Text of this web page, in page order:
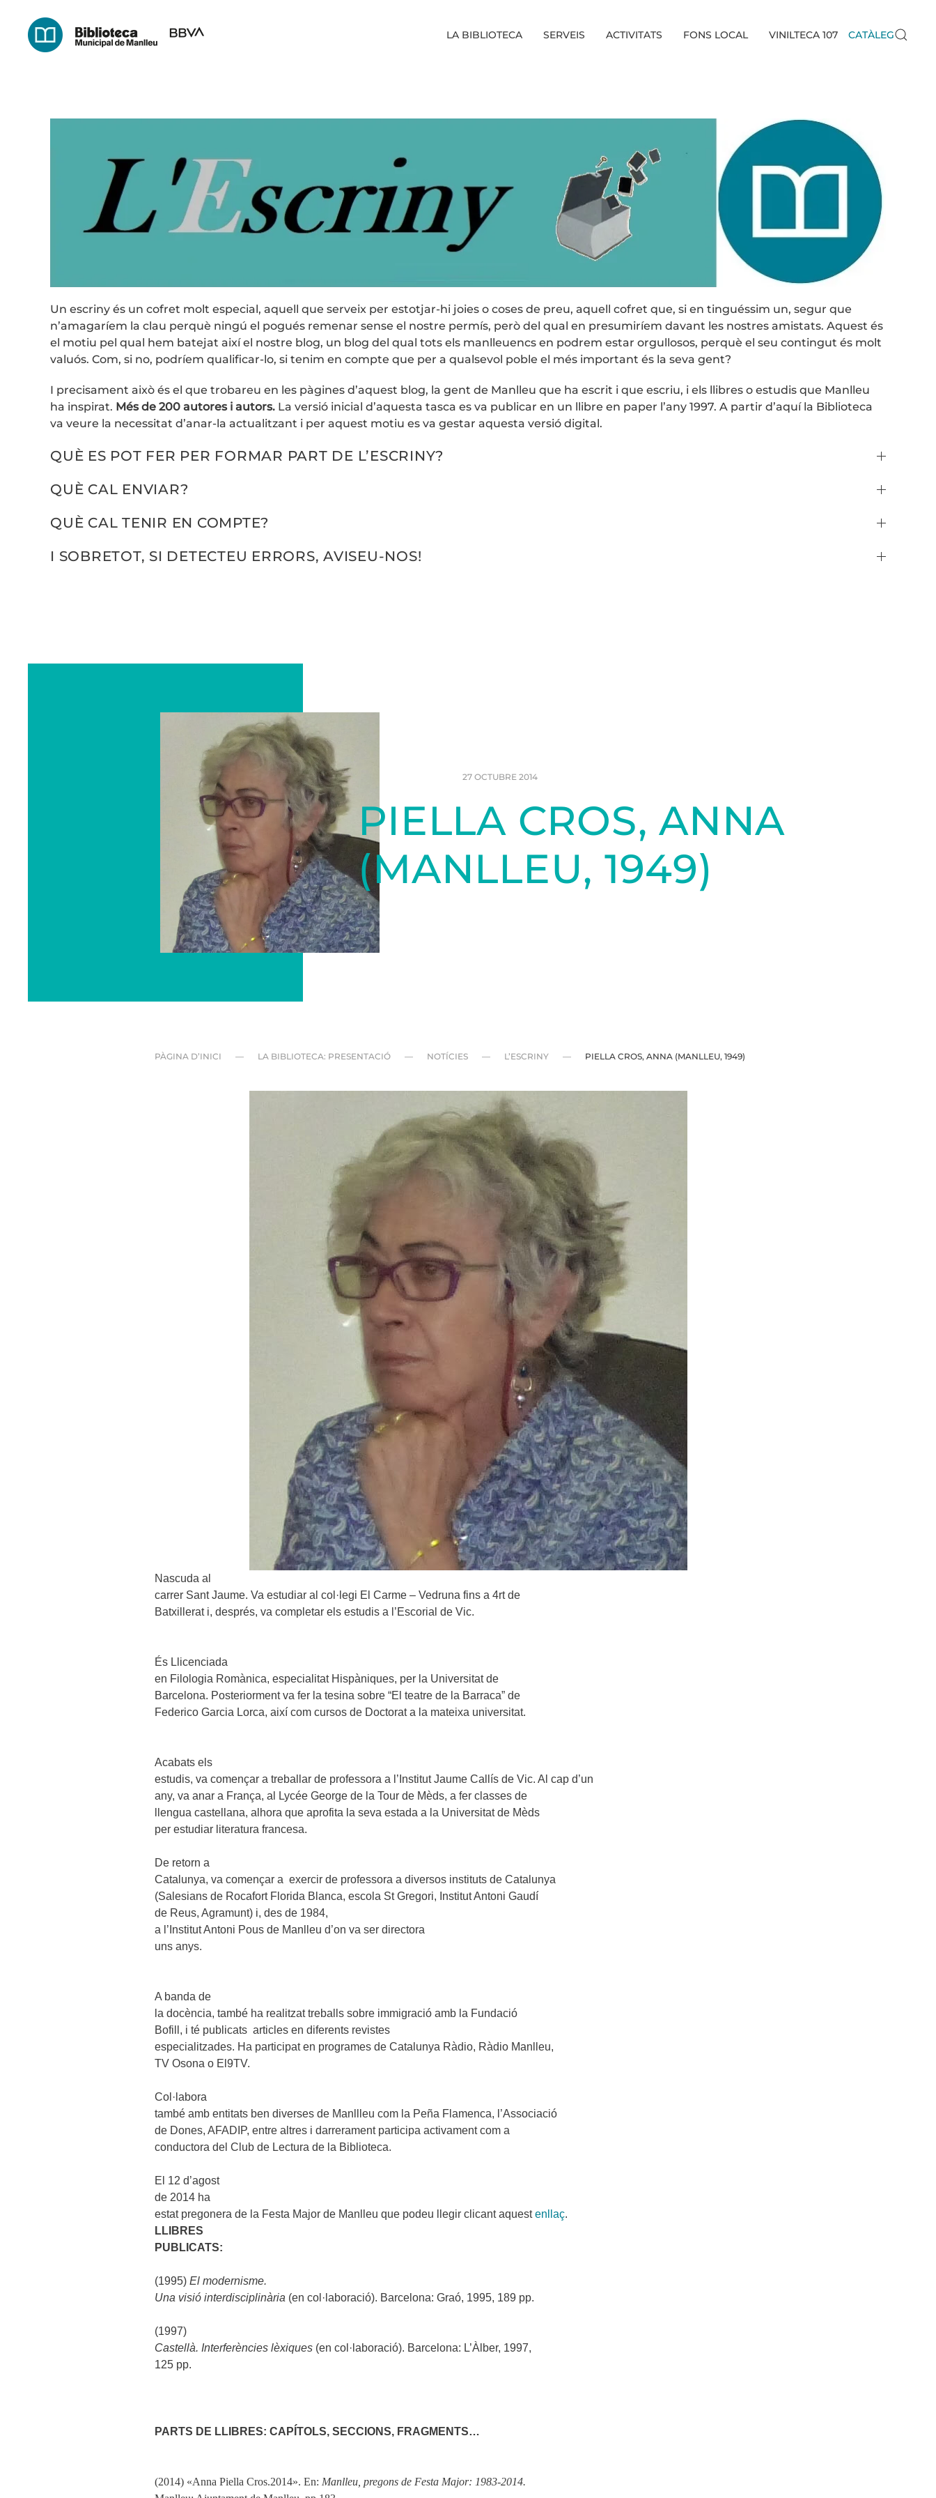
Skip
to
LA BIBLIOTECA SERVEIS ACTIVITATS FONS LOCAL VINILTECA 107 CATÀLEG
Un escriny és un cofret molt especial, aquell que serveix per estotjar-hi joies o coses de preu, aquell cofret que, si en tinguéssim un, segur que
n’amagaríem la clau perquè ningú el pogués remenar sense el nostre permís, però del qual en presumiríem davant les nostres amistats. Aquest és
el motiu pel qual hem batejat així el nostre blog, un blog del qual tots els manlleuencs en podrem estar orgullosos, perquè el seu contingut és molt
valuós. Com, si no, podríem qualificar-lo, si tenim en compte que per a qualsevol poble el més important és la seva gent?
I precisament això és el que trobareu en les pàgines d’aquest blog, la gent de Manlleu que ha escrit i que escriu, i els llibres o estudis que Manlleu
ha inspirat. Més de 200 autores i autors. La versió inicial d’aquesta tasca es va publicar en un llibre en paper l’any 1997. A partir d’aquí la Biblioteca
va veure la necessitat d’anar-la actualitzant i per aquest motiu es va gestar aquesta versió digital.
QUÈ ES POT FER PER FORMAR PART DE L’ESCRINY?
QUÈ CAL ENVIAR?
QUÈ CAL TENIR EN COMPTE?
I SOBRETOT, SI DETECTEU ERRORS, AVISEU-NOS!
27 OCTUBRE 2014
PIELLA CROS, ANNA
(MANLLEU, 1949)
PÀGINA D’INICI LA BIBLIOTECA: PRESENTACIÓ NOTÍCIES L’ESCRINY PIELLA CROS, ANNA (MANLLEU, 1949)
Nascuda al
carrer Sant Jaume. Va estudiar al col·legi El Carme – Vedruna fins a 4rt de
Batxillerat i, després, va completar els estudis a l’Escorial de Vic.
És Llicenciada
en Filologia Romànica, especialitat Hispàniques, per la Universitat de
Barcelona. Posteriorment va fer la tesina sobre “El teatre de la Barraca” de
Federico Garcia Lorca, així com cursos de Doctorat a la mateixa universitat.
Acabats els
estudis, va començar a treballar de professora a l’Institut Jaume Callís de Vic. Al cap d’un
any, va anar a França, al Lycée George de la Tour de Mèds, a fer classes de
llengua castellana, alhora que aprofita la seva estada a la Universitat de Mèds
per estudiar literatura francesa.
De retorn a
Catalunya, va començar a exercir de professora a diversos instituts de Catalunya
(Salesians de Rocafort Florida Blanca, escola St Gregori, Institut Antoni Gaudí
de Reus, Agramunt) i, des de 1984,
a l’Institut Antoni Pous de Manlleu d’on va ser directora
uns anys.
A banda de
la docència, també ha realitzat treballs sobre immigració amb la Fundació
Bofill, i té publicats articles en diferents revistes
especialitzades. Ha participat en programes de Catalunya Ràdio, Ràdio Manlleu,
TV Osona o El9TV.
Col·labora
també amb entitats ben diverses de Manllleu com la Peña Flamenca, l’Associació
de Dones, AFADIP, entre altres i darrerament participa activament com a
conductora del Club de Lectura de la Biblioteca.
El 12 d’agost
de 2014 ha
estat pregonera de la Festa Major de Manlleu que podeu llegir clicant aquestenllaç.
LLIBRES
PUBLICATS:
(1995) El modernisme.
Una visió interdisciplinària (en col·laboració). Barcelona: Graó, 1995, 189 pp.
(1997)
Castellà. Interferències lèxiques (en col·laboració). Barcelona: L’Àlber, 1997,
125 pp.
PARTS DE LLIBRES: CAPÍTOLS, SECCIONS, FRAGMENTS…
(2014) «Anna Piella Cros.2014». En: Manlleu, pregons de Festa Major: 1983-2014.